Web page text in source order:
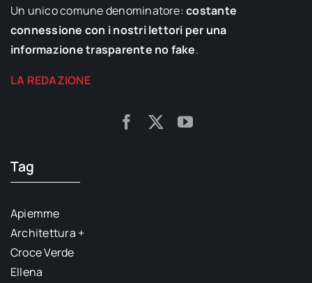
Un unico comune denominatore:costante
connessione con i nostri lettori per una
informazione trasparente no fake.
LA REDAZIONE
Tag
Apiemme
Architettura +
Croce Verde
Ellena